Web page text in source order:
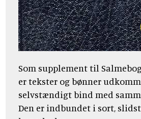
Som supplement til
er tekster og bønner
selvstændigt bind med
Den er indbundet i sort,